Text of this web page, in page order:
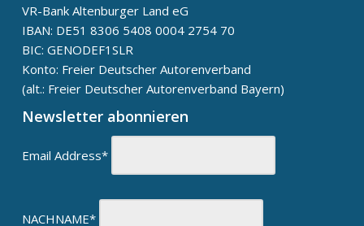
VR-Bank Altenburger Land eG
IBAN: DE51 8306 5408 0004 2754 70
BIC: GENODEF1SLR
Konto: Freier Deutscher Autorenverband
(alt.: Freier Deutscher Autorenverband Bayern)
Newsletter abonnieren
Email Address*
NACHNAME*